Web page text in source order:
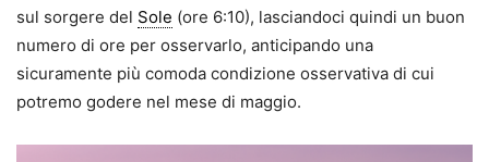
sul sorgere del Sole (ore 6:10), lasciandoci quindi un buon
numero di ore per osservarlo, anticipando una
sicuramente più comoda condizione osservativa di cui
potremo godere nel mese di maggio.